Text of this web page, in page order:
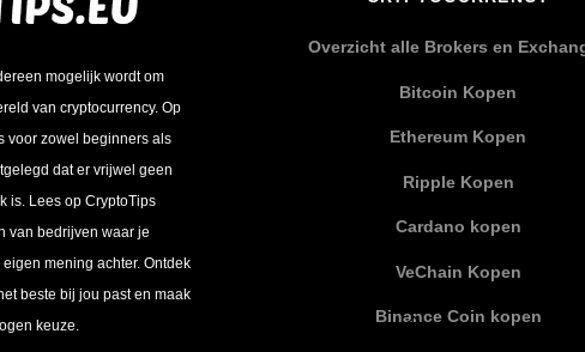
mogelijk wordt om
van cryptocurrency. Op
voor zowel beginners als
dat er vrijwel geen
is. Lees op CryptoTips
van bedrijven waar je
mening achter. Ontdek
beste bij jou past en maak
keuze.
Overzicht alle Brokers en
Bitcoin Kopen
Ethereum Kopen
Ripple Kopen
Cardano kopen
VeChain Kopen
Binance Coin kopen